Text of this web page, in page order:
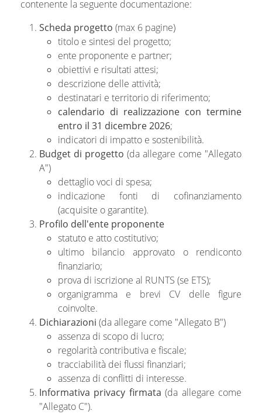
contenente la seguente documentazione:
Scheda progetto (max 6 pagine)
titolo e sintesi del progetto;
ente proponente e partner;
obiettivi e risultati attesi;
descrizione delle attività;
destinatari e territorio di riferimento;
calendario di realizzazione con termine
entro il 31 dicembre 2026;
indicatori di impatto e sostenibilità.
Budget di progetto (da allegare come "Allegato
A")
dettaglio voci di spesa;
indicazione fonti di cofinanziamento
(acquisite o garantite).
Profilo dell'ente proponente
statuto e atto costitutivo;
ultimo bilancio approvato o rendiconto
finanziario;
prova di iscrizione al RUNTS (se ETS);
organigramma e brevi CV delle figure
coinvolte.
Dichiarazioni (da allegare come "Allegato B")
assenza di scopo di lucro;
regolarità contributiva e fiscale;
tracciabilità dei flussi finanziari;
assenza di conflitti di interesse.
Informativa privacy firmata (da allegare come
"Allegato C").